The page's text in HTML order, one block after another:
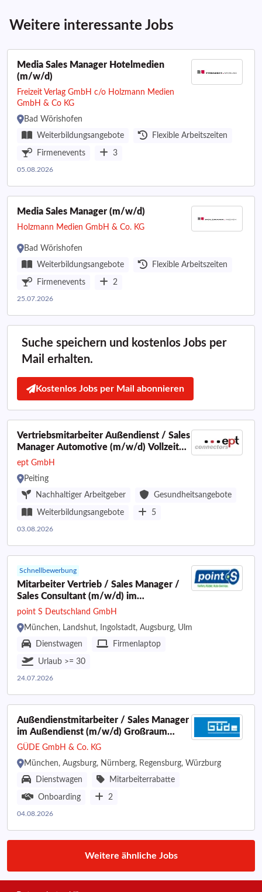
Weitere interessante Jobs
Media Sales Manager Hotelmedien
(m/w/d)
Freizeit Verlag GmbH c/o Holzmann Medien
GmbH & Co KG
Bad Wörishofen
Weiterbildungsangebote
Flexible Arbeitszeiten
Firmenevents 3
05.08.2026
Media Sales Manager (m/w/d)
Holzmann Medien GmbH & Co. KG
Bad Wörishofen
Weiterbildungsangebote
Flexible Arbeitszeiten
Firmenevents 2
25.07.2026
Suche speichern und kostenlos Jobs per
Mail erhalten.
Kostenlos Jobs per Mail abonnieren
Vertriebsmitarbeiter Außendienst / Sales
Manager Automotive (m/w/d) Vollzeit
oder Teilzeit
ept GmbH
Peiting
Nachhaltiger Arbeitgeber
Gesundheitsangebote
Weiterbildungsangebote 5
03.08.2026
Schnellbewerbung
Mitarbeiter Vertrieb / Sales Manager /
Sales Consultant (m/w/d) im
Außendienst für Postleitzahlbereich 8
point S Deutschland GmbH
München, Landshut, Ingolstadt, Augsburg, Ulm
Dienstwagen
Firmenlaptop
Urlaub >= 30
24.07.2026
Außendienstmitarbeiter / Sales Manager
im Außendienst (m/w/d) Großraum
München, Würzburg, Regensburg,
GÜDE GmbH & Co. KG
München, Augsburg, Nürnberg, Regensburg, Würzburg
Dienstwagen
Mitarbeiterrabatte
Onboarding 2
04.08.2026
Weitere ähnliche Jobs